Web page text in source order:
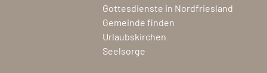
Gottesdienste in Nordfriesland
Gemeinde finden
Urlaubskirchen
Seelsorge